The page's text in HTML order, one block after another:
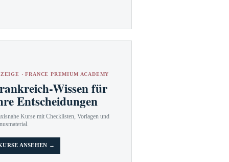
· FRANCE PREMIUM ACADEMY
Wissen für
Entscheidungen
Kurse mit Checklisten, Vorlagen und
ANSEHEN →